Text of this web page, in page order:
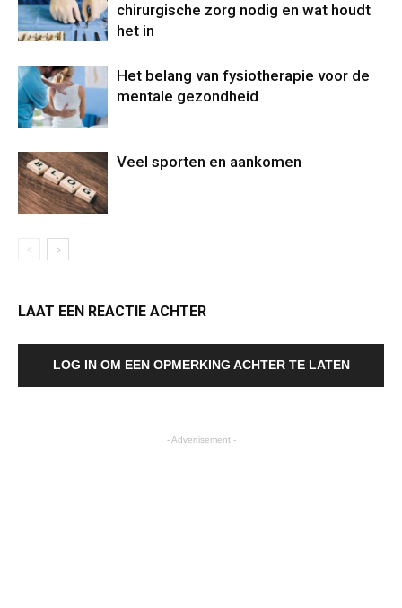
chirurgische zorg nodig en wat houdt
het in
Het belang van fysiotherapie voor de
mentale gezondheid
Veel sporten en aankomen
LAAT EEN REACTIE ACHTER
LOG IN OM EEN OPMERKING ACHTER TE LATEN
- Advertisement -